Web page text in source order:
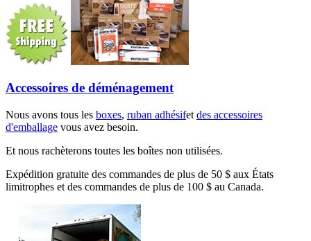
Accessoires de déménagement
Nous avons tous les boxes, ruban adhésifet des accessoires
d'emballage vous avez besoin.
Et nous rachèterons toutes les boîtes non utilisées.
Expédition gratuite des commandes de plus de 50 $ aux États
limitrophes et des commandes de plus de 100 $ au Canada.